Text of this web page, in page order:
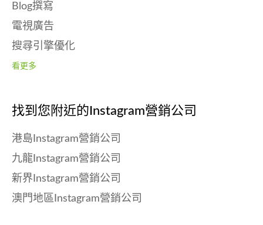
Blog撰寫
電視廣告
搜尋引擎優化
看更多
找到您附近的Instagram營銷公司
港島Instagram營銷公司
九龍Instagram營銷公司
新界Instagram營銷公司
澳門地區Instagram營銷公司